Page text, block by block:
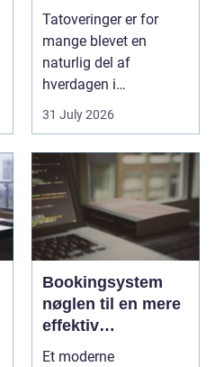
rigtige studie
Tatoveringer er for
mange blevet en
naturlig del af
hverdagen i
København. Byen er
fyldt med dygtige...
31 July 2026
Bookingsystem
nøglen til en mere
effektiv
klinikhverdag
Et moderne